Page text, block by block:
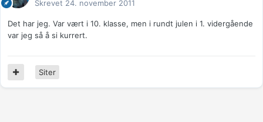
Skrevet 24. november 2011
Det har jeg. Var vært i 10. klasse, men i rundt julen i 1. vidergående
var jeg så å si kurrert.
Siter